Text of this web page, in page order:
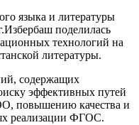
языка и литературы
поделилась
технологий на
литературы.
содержащих
эффективных путей
повышению качества и
реализации ФГОС.